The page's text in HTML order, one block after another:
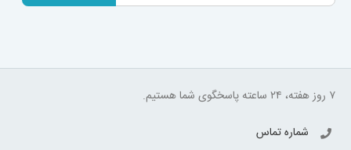
۷ روز هفته، ۲۴ ساعته پاسخگوی شما هستیم.
شماره تماس